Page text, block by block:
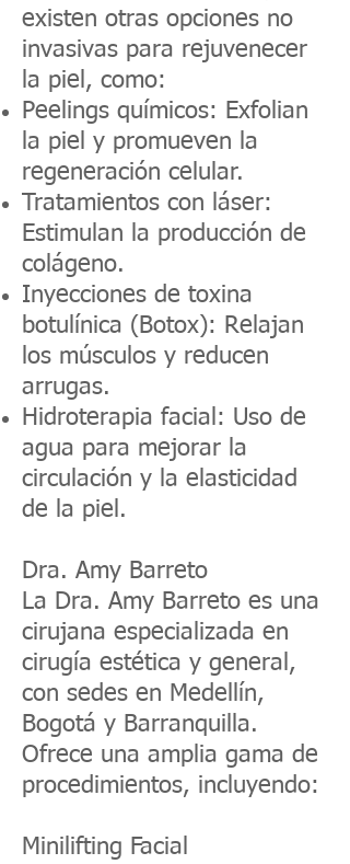
existen otras opciones no
invasivas para rejuvenecer
la piel, como:
Peelings químicos: Exfolian
la piel y promueven la
regeneración celular.
Tratamientos con láser:
Estimulan la producción de
colágeno.
Inyecciones de toxina
botulínica (Botox): Relajan
los músculos y reducen
arrugas.
Hidroterapia facial: Uso de
agua para mejorar la
circulación y la elasticidad
de la piel.
Dra. Amy Barreto
La Dra. Amy Barreto es una
cirujana especializada en
cirugía estética y general,
con sedes en Medellín,
Bogotá y Barranquilla.
Ofrece una amplia gama de
procedimientos, incluyendo:
Minilifting Facial